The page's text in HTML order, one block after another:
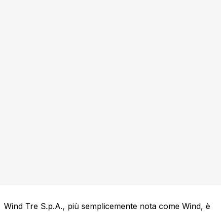
Wind Tre S.p.A., più semplicemente nota come Wind, è